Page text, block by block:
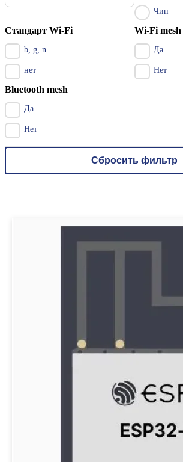
Чип
Стандарт Wi-Fi
b, g, n
нет
Wi-Fi mesh
Да
Нет
Bluetooth mesh
Да
Нет